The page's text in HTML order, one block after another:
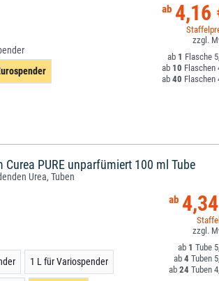
4,16
1
10
40
Curea PURE unparfümiert 100 ml Tube
Urea, Tuben
1 L für Variospender
1
4
24